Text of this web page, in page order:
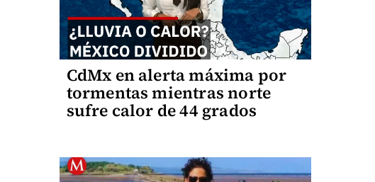
CdMx en alerta máxima por
tormentas mientras norte
sufre calor de 44 grados